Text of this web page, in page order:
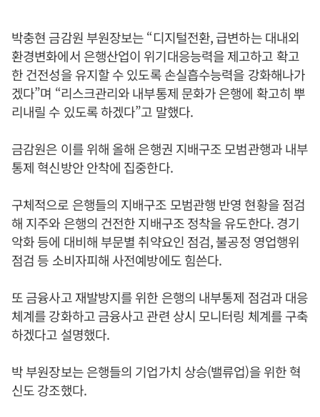
박충현 금감원 부원장보는 “디지털전환, 급변하는 대내외
환경변화에서 은행산업이 위기대응능력을 제고하고 확고
한 건전성을 유지할 수 있도록 손실흡수능력을 강화해나가
겠다”며 “리스크관리와 내부통제 문화가 은행에 확고히 뿌
리내릴 수 있도록 하겠다”고 말했다.
금감원은 이를 위해 올해 은행권 지배구조 모범관행과 내부
통제 혁신방안 안착에 집중한다.
구체적으로 은행들의 지배구조 모범관행 반영 현황을 점검
해 지주와 은행의 건전한 지배구조 정착을 유도한다. 경기
악화 등에 대비해 부문별 취약요인 점검, 불공정 영업행위
점검 등 소비자피해 사전예방에도 힘쓴다.
또 금융사고 재발방지를 위한 은행의 내부통제 점검과 대응
체계를 강화하고 금융사고 관련 상시 모니터링 체계를 구축
하겠다고 설명했다.
박 부원장보는 은행들의 기업가치 상승(밸류업)을 위한 혁
신도 강조했다.